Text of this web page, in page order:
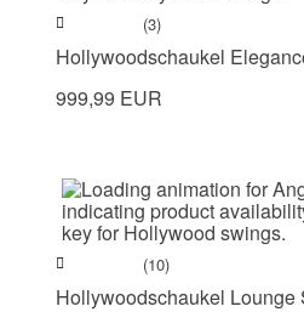
(3)
Hollywoodschaukel
999,99 EUR
(10)
Hollywoodschaukel Lounge